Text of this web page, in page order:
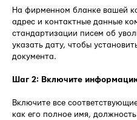
На фирменном бланке вашей
адрес и контактные данные
стандартизации писем об
указать дату, чтобы
документа.
Шаг 2: Включите
Включите все
как его полное имя,